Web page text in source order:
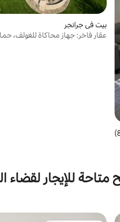
بيت في جرانجر
عقار فاخر: جهاز محاكاة للغولف،
للإيجار لقضاء